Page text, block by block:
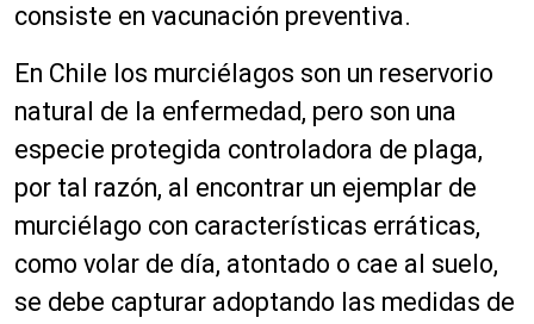
consiste en vacunación preventiva.
En Chile los murciélagos son un reservorio
natural de la enfermedad, pero son una
especie protegida controladora de plaga,
por tal razón, al encontrar un ejemplar de
murciélago con características erráticas,
como volar de día, atontado o cae al suelo,
se debe capturar adoptando las medidas de